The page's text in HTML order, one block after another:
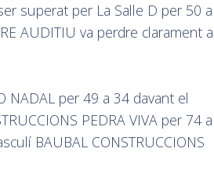
superat per La Salle D per 50 a
AUDITIU va perdre clarament a
NADAL per 49 a 34 davant el
PEDRA VIVA per 74 a
BAUBAL CONSTRUCCIONS